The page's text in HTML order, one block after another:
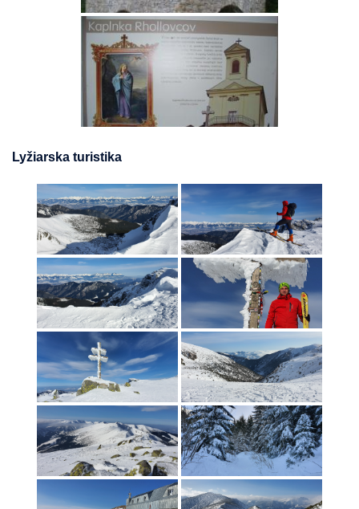
Lyžiarska turistika